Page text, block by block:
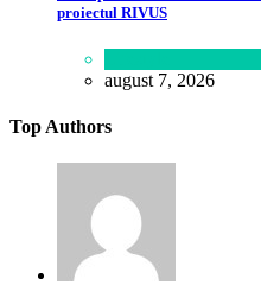
proiectul RIVUS
august 7, 2026
Top Authors